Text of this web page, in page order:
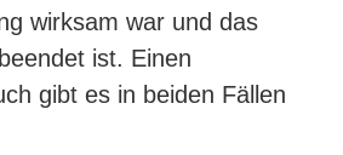
wirksam war und das
ist. Einen
gibt es in beiden Fällen